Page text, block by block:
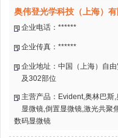
奥伟登光学科技（上海）有
企业电话：******
企业传真：******
企业地址：中国（上海）自
及302部位
主营产品：Evident,奥林巴斯
显微镜,倒置显微镜,激光共聚
数码显微镜